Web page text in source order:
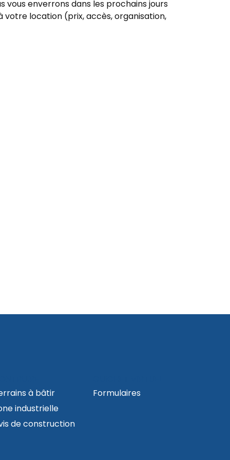
enverrons dans les prochains jours
votre location (prix, accès, organisation,
à bâtir
industrielle
de construction
Formulaires